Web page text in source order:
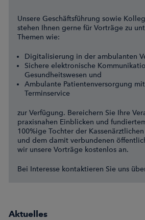
Unsere Geschäftsführung sowie
stehen Ihnen gerne für Vorträge zu
Themen wie:
Digitalisierung in der ambulanten
Sichere elektronische
Gesundheitswesen und
Ambulante Patientenversorgung
Terminservice
zur Verfügung. Bereichern Sie Ihre
praxisnahen Einblicken und
100%ige Tochter der
und dem damit verbundenen
wir unsere Vorträge kostenlos an.
Bei Interesse kontaktieren Sie uns
Aktuelles